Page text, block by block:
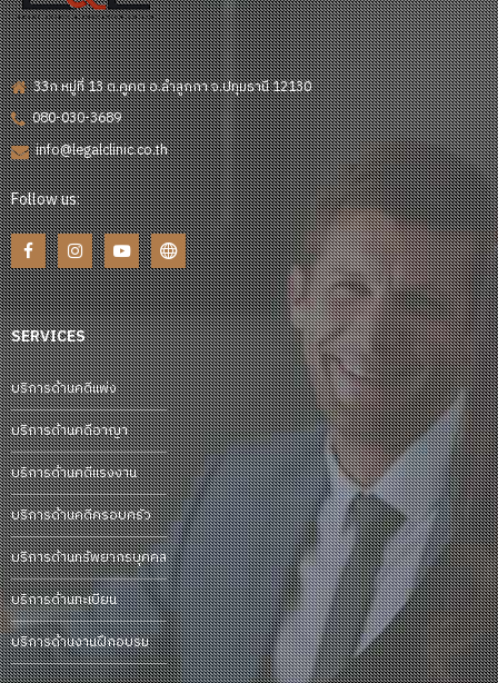
33ก หมู่ที่ 13 ต.คูคต อ.ลำลูกกา จ.ปทุมธานี 12130
080-030-3689
info@legalclinic.co.th
Follow us:
SERVICES
บริการด้านคดีแพ่ง
บริการด้านคดีอาญา
บริการด้านคดีแรงงาน
บริการด้านคดีครอบครัว
บริการด้านทรัพยากรบุคคล
บริการด้านทะเบียน
บริการด้านงานฝึกอบรม